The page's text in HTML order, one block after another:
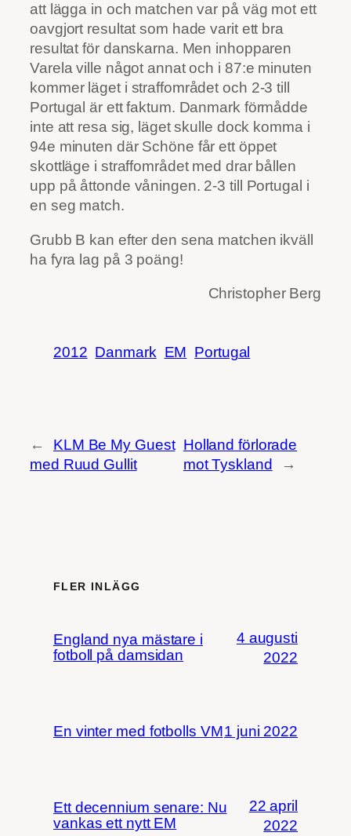
att lägga in och matchen var på väg mot ett
oavgjort resultat som hade varit ett bra
resultat för danskarna. Men inhopparen
Varela ville något annat och i 87:e minuten
kommer läget i straffområdet och 2-3 till
Portugal är ett faktum. Danmark förmådde
inte att resa sig, läget skulle dock komma i
94e minuten där Schöne får ett öppet
skottläge i straffområdet med drar bållen
upp på åttonde våningen. 2-3 till Portugal i
en seg match.
Grubb B kan efter den sena matchen ikväll
ha fyra lag på 3 poäng!
Christopher Berg
2012 Danmark EM Portugal
←
KLM Be My Guest
med Ruud Gullit
Holland förlorade
mot Tyskland
→
FLER INLÄGG
England nya mästare i
fotboll på damsidan
4 augusti
2022
En vinter med fotbolls VM1 juni 2022
Ett decennium senare: Nu
vankas ett nytt EM
22 april
2022